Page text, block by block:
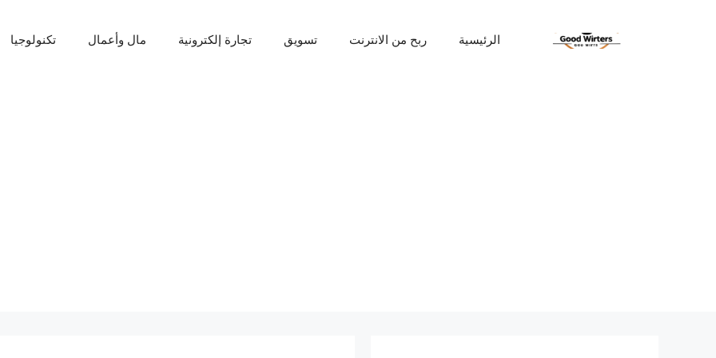
الرئيسية ربح من الانترنت تسويق تجارة إلكترونية مال وأعمال تكنولوجيا